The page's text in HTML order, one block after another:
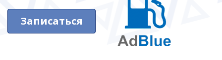
Записаться